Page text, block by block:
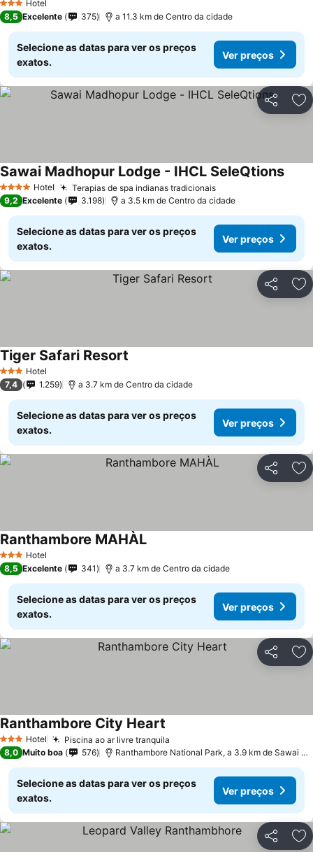
3 EstrelasHotel
8,5 Excelente 375 a 11.3 km de Centro da cidade
Selecione as datas para ver os preços
exatos.
Ver preços
Partilhar
4 EstrelasHotel Terapias de spa indianas tradicionais
Sawai Madhopur Lodge - IHCL SeleQtions
9,2 Excelente 3.198 a 3.5 km de Centro da cidade
Selecione as datas para ver os preços
exatos.
Ver preços
Partilhar
3 EstrelasHotel
Tiger Safari Resort
7,4 1.259 a 3.7 km de Centro da cidade
Selecione as datas para ver os preços
exatos.
Ver preços
Partilhar
3 EstrelasHotel
Ranthambore MAHÀL
8,5 Excelente 341 a 3.7 km de Centro da cidade
Selecione as datas para ver os preços
exatos.
Ver preços
Partilhar
3 EstrelasHotel Piscina ao ar livre tranquila
Ranthambore City Heart
8,0 Muito boa 576 Ranthambore National Park, a 3.9 km de Sawai Madhopur
Selecione as datas para ver os preços
exatos.
Ver preços
Partilhar